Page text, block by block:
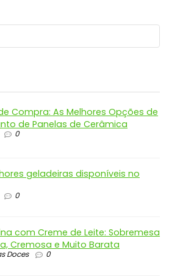
Compra: As Melhores Opções de
de Panelas de Cerâmica
0
geladeiras disponíveis no
0
com Creme de Leite: Sobremesa
Cremosa e Muito Barata
Doces 0